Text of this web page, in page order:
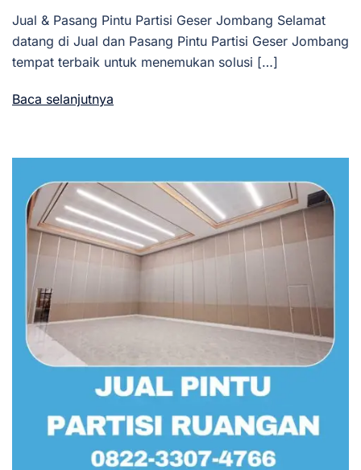
Jual & Pasang Pintu Partisi Geser Jombang Selamat
datang di Jual dan Pasang Pintu Partisi Geser Jombang
tempat terbaik untuk menemukan solusi […]
Baca selanjutnya